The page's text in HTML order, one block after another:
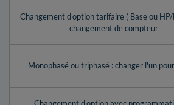
Changement d'option tarifaire ( Base ou
changement de compteur
Monophasé ou triphasé : changer l'un